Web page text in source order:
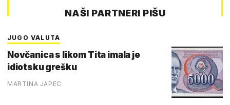
NAŠI PARTNERI PIŠU
JUGO VALUTA
Novčanica s likom Tita imala je
idiotsku grešku
MARTINA JAPEC